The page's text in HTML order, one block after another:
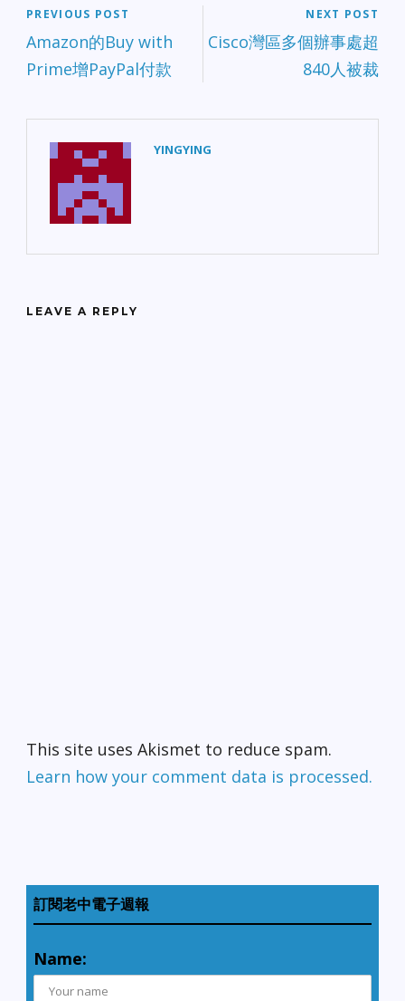
PREVIOUS POST
Amazon的Buy with
Prime增PayPal付款
NEXT POST
Cisco灣區多個辦事處超
840人被裁
YINGYING
LEAVE A REPLY
This site uses Akismet to reduce spam.
Learn how your comment data is processed.
訂閱老中電子週報
Name: